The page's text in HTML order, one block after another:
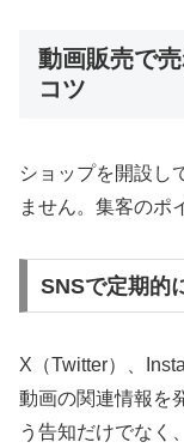
動画販売で
コツ
ショップを開設し
ません。集客のポ
SNSで定期的
X（Twitter）、
動画の関連情報を
う告知だけでなく、